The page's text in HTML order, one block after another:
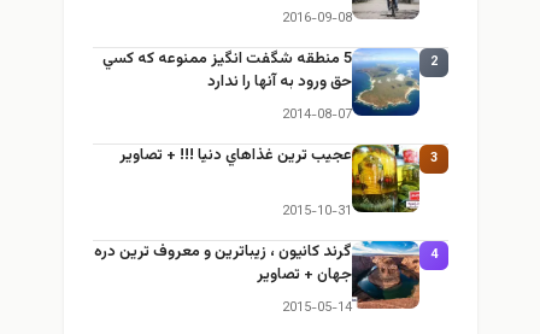
2016-09-08
2
5 منطقه شگفت انگيز ممنوعه كه كسي
حق ورود به آنها را ندارد
2014-08-07
3 عجيب ترين غذاهاي دنيا !!! + تصاوير
2015-10-31
4
گرند کانیون ، زيباترين و معروف ترین دره
جهان + تصاوير
2015-05-14